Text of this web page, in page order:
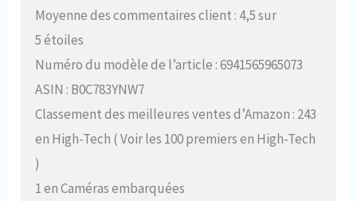
Moyenne des commentaires client : 4,5 sur
5 étoiles
Numéro du modèle de l’article : 6941565965073
ASIN : B0C783YNW7
Classement des meilleures ventes d’Amazon : 243
en High-Tech ( Voir les 100 premiers en High-Tech
)
1 en Caméras embarquées